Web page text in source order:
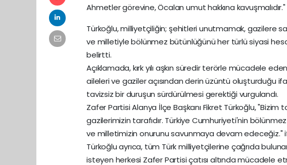
Ahmetler görevine, Öcalan umut hakkına
Türkoğlu, milliyetçiliğin; şehitleri unutmamak, gazilere
ve milletiyle bölünmez bütünlüğünü her türlü siyasi
belirtti.
Açıklamada, kırk yılı aşkın süredir terörle mücadele
aileleri ve gaziler açısından derin üzüntü oluşturduğu
tavizsiz bir duruşun sürdürülmesi gerektiği vurgulandı.
Zafer Partisi Alanya İlçe Başkanı Fikret Türkoğlu, "Bizim
gazilerimizin tarafıdır. Türkiye Cumhuriyeti'nin
ve milletimizin onurunu savunmaya devam edeceğiz."
Türkoğlu ayrıca, tüm Türk milliyetçilerine çağrıda
isteyen herkesi Zafer Partisi çatısı altında mücadele